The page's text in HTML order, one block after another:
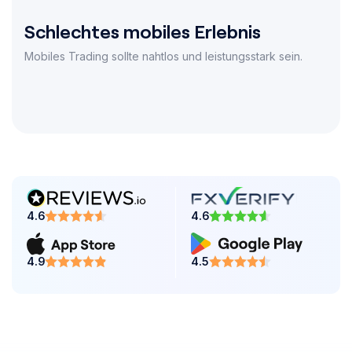
Schlechtes mobiles Erlebnis
Mobiles Trading sollte nahtlos und leistungsstark sein.
4.6 4.6
4.9 4.5